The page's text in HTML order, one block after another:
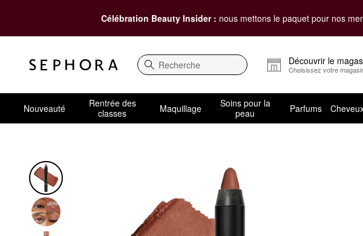
Célébration Beauty Insider : nous mettons le paquet pour nos
Recherche
Découvrir le
Choisissez votre
Nouveauté
Rentrée des
classes
Maquillage
Soins pour la
peau
Parfums